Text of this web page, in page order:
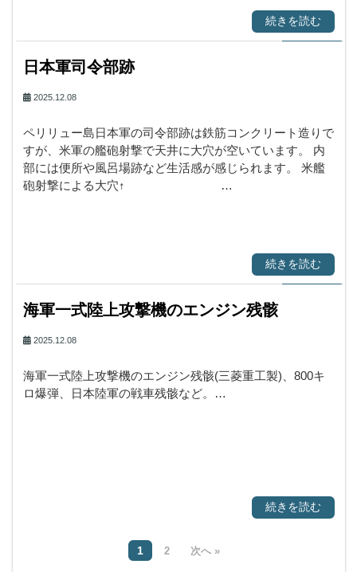
続きを読む
日本軍司令部跡
2025.12.08
ペリリュー島日本軍の司令部跡は鉄筋コンクリート造りで
すが、米軍の艦砲射撃で天井に大穴が空いています。 内
部には便所や風呂場跡など生活感が感じられます。 米艦
砲射撃による大穴↑ …
続きを読む
海軍一式陸上攻撃機のエンジン残骸
2025.12.08
海軍一式陸上攻撃機のエンジン残骸(三菱重工製)、800キ
ロ爆弾、日本陸軍の戦車残骸など。…
続きを読む
1 2 次へ »